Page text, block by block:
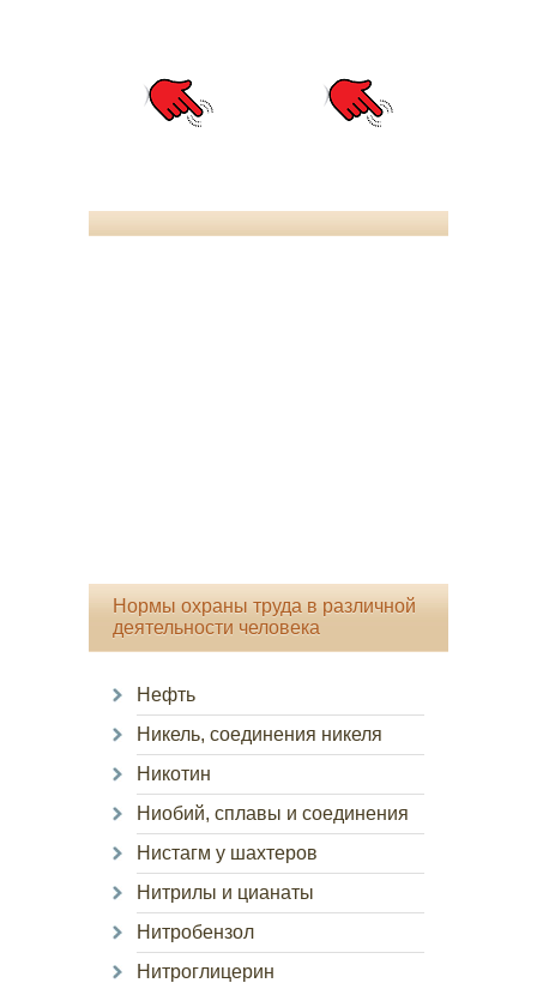
Нормы охраны труда в различной
деятельности человека
Нефть
Никель, соединения никеля
Никотин
Ниобий, сплавы и соединения
Нистагм у шахтеров
Нитрилы и цианаты
Нитробензол
Нитроглицерин